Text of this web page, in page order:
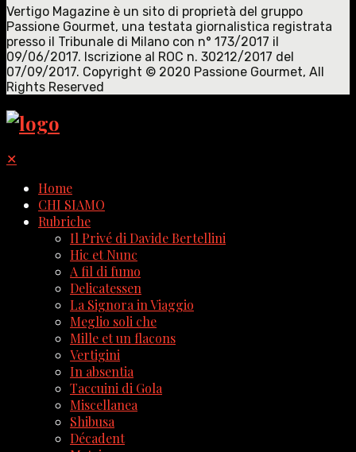
Vertigo Magazine è un sito di proprietà del gruppo
Passione Gourmet, una testata giornalistica registrata
presso il Tribunale di Milano con n° 173/2017 il
09/06/2017. Iscrizione al ROC n. 30212/2017 del
07/09/2017. Copyright © 2020 Passione Gourmet, All
Rights Reserved
✕
Home
CHI SIAMO
Rubriche
Il Privé di Davide Bertellini
Hic et Nunc
A fil di fumo
Delicatessen
La Signora in Viaggio
Meglio soli che
Mille et un flacons
Vertigini
In absentia
Taccuini di Gola
Miscellanea
Shibusa
Décadent